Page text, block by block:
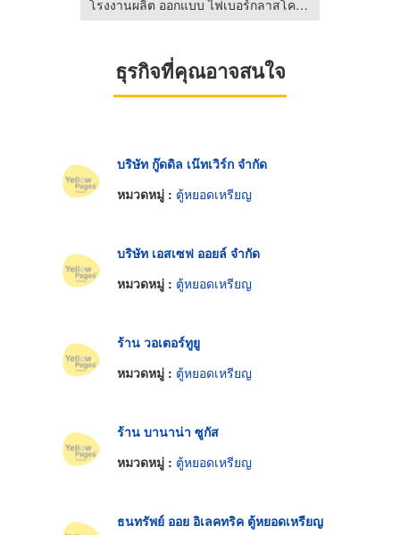
โรงงานผลิต ออกแบบ ไฟเบอร์กลาสโครงตู้น้ำ
ธุรกิจที่คุณอาจสนใจ
บริษัท กู๊ดดิล เน๊ทเวิร์ก จำกัด
หมวดหมู่ : ตู้หยอดเหรียญ
บริษัท เอสเซฟ ออยล์ จำกัด
หมวดหมู่ : ตู้หยอดเหรียญ
ร้าน วอเตอร์ทูยู
หมวดหมู่ : ตู้หยอดเหรียญ
ร้าน บานาน่า ซูกัส
หมวดหมู่ : ตู้หยอดเหรียญ
ธนทรัพย์ ออย อิเลคทริค ตู้หยอดเหรียญ